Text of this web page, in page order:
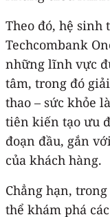
Theo đó, hệ
Techcombank
những lĩnh vực
tâm, trong đó
thao – sức khỏe
tiên kiến tạo ưu
đoạn đầu, gắn
của khách hàng.
Chẳng hạn,
thể khám phá